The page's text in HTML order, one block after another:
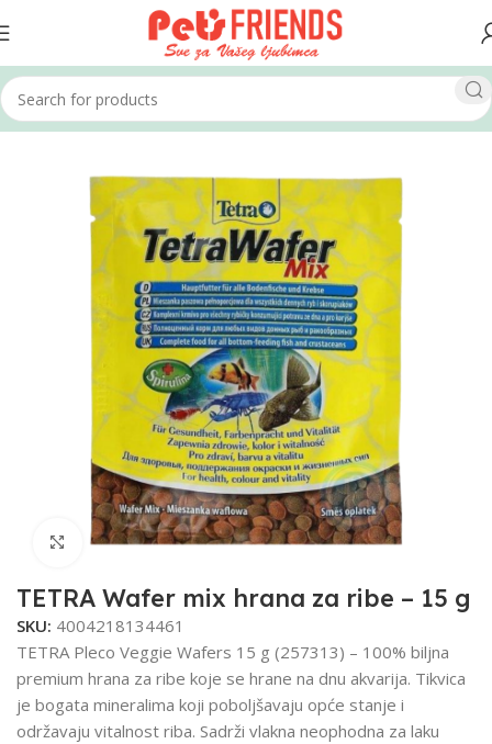
Home Akvaristika Hrana za ribe
Click to enlarge
TETRA Wafer mix hrana za ribe – 15 g
SKU: 4004218134461
TETRA Pleco Veggie Wafers 15 g (257313) – 100% biljna
premium hrana za ribe koje se hrane na dnu akvarija. Tikvica
je bogata mineralima koji poboljšavaju opće stanje i
održavaju vitalnost riba. Sadrži vlakna neophodna za laku